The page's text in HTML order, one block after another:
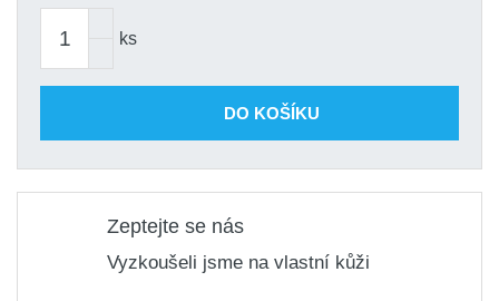
ks
DO KOŠÍKU
Zeptejte se nás
Vyzkoušeli jsme na vlastní kůži